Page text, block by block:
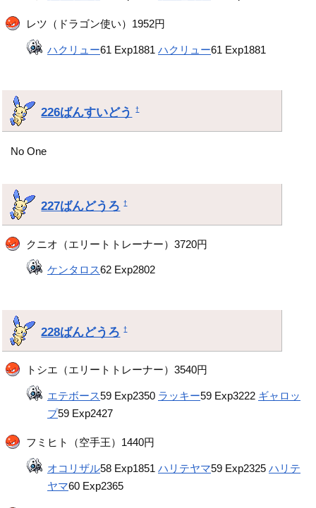
レツ（ドラゴン使い）1952円
ハクリュー61 Exp1881ハクリュー61 Exp1881
226ばんすいどう †
No One
227ばんどうろ †
クニオ（エリートトレーナー）3720円
ケンタロス62 Exp2802
228ばんどうろ †
トシエ（エリートトレーナー）3540円
エテボース59 Exp2350 ラッキー59 Exp3222 ギャロッ
プ59 Exp2427
フミヒト（空手王）1440円
オコリザル58 Exp1851ハリテヤマ59 Exp2325ハリテ
ヤマ60 Exp2365